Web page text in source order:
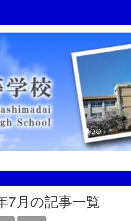
7月の記事一覧